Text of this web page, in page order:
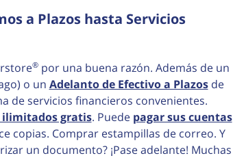
a Plazos hasta Servicios
®por una buena razón. Además de un
o un Adelanto de Efectivo a Plazosde
de servicios financieros convenientes.
ilimitados gratis. Puede pagar sus cuentas
copias. Comprar estampillas de correo. Y
un documento? ¡Pase adelante! Muchas